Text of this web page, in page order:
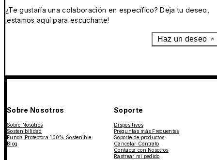
¿Te gustaría una colaboración en específico? Deja tu deseo,
¡estamos aquí para escucharte!
Haz un deseo
Sobre Nosotros
Sobre Nosotros
Sostenibilidad
Funda Protectora 100% Sostenible
Blog
Soporte
Dispositivos
Preguntas más Frecuentes
Soporte de productos
Cancelar Contrato
Contacta con Nosotros
Rastrear mi pedido